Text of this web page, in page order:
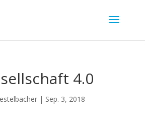
4.0
| Sep. 3, 2018